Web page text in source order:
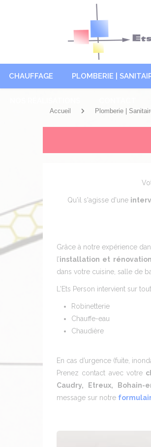
CHAUFFAGE PLOMBERIE |
Accueil Plomberie |
Qu'il s'agisse d'une
Grâce à notre expérience
l’installation et
dans votre cuisine, salle de
L'Ets Person intervient sur
Robinetterie
Chauffe-eau
Chaudière
En cas d’urgence (fuite,
Prenez contact avec votre
Caudry, Etreux, Bohain-
message sur notre
Panneau de gestion des cookies